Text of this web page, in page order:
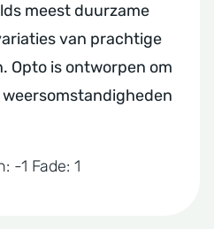
meest duurzame
van prachtige
Opto is ontworpen om
-1 Fade: 1